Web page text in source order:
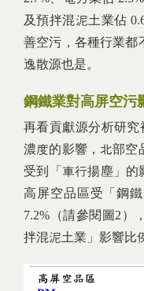
及預拌混泥土業佔
善空污，各種行業都
逸散源也是。
鋼鐵業對高屏空污
再看貢獻源分析研究
濃度的影響，北部空
受到「車行揚塵」的
高屏空品區受「鋼
7.2%（請參閱圖2）
拌混泥土業」影響比